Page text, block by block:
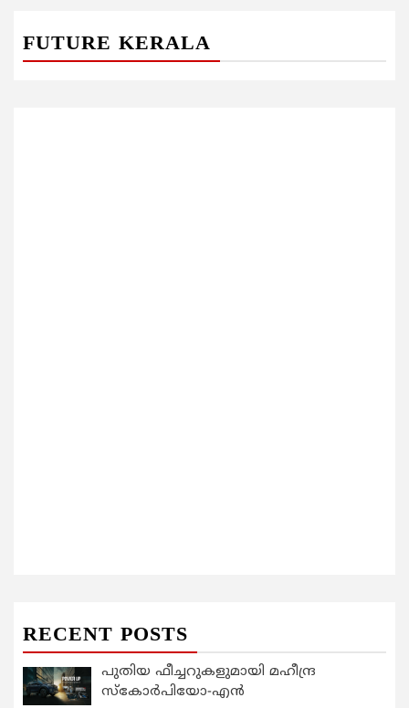
FUTURE KERALA
RECENT POSTS
പുതിയ ഫീച്ചറുകളുമായി മഹീന്ദ്ര
സ്കോർപിയോ-എൻ